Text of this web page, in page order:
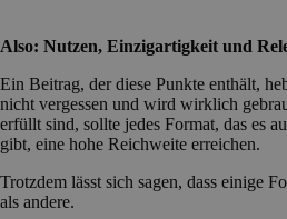
Also: Nutzen, Einzigartigkeit und
Ein Beitrag, der diese Punkte enthält,
nicht vergessen und wird wirklich
erfüllt sind, sollte jedes Format, das es
gibt, eine hohe Reichweite erreichen.
Trotzdem lässt sich sagen, dass einige
als andere.